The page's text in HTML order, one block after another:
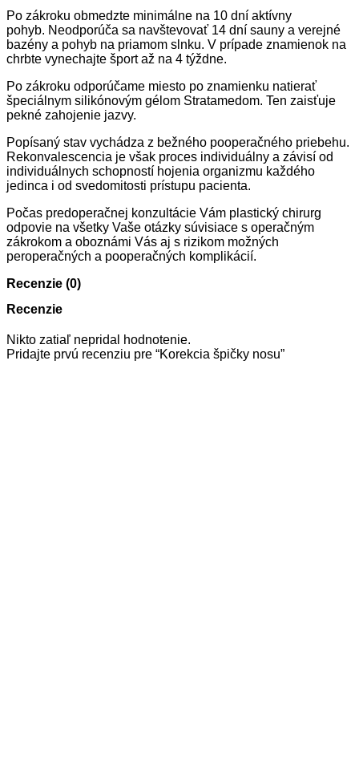
Po zákroku obmedzte minimálne na 10 dní aktívny
pohyb. Neodporúča sa navštevovať 14 dní sauny a verejné
bazény a pohyb na priamom slnku. V prípade znamienok na
chrbte vynechajte šport až na 4 týždne.
Po zákroku odporúčame miesto po znamienku natierať
špeciálnym silikónovým gélom Stratamedom. Ten zaisťuje
pekné zahojenie jazvy.
Popísaný stav vychádza z bežného pooperačného priebehu.
Rekonvalescencia je však proces individuálny a závisí od
individuálnych schopností hojenia organizmu každého
jedinca i od svedomitosti prístupu pacienta.
Počas predoperačnej konzultácie Vám plastický chirurg
odpovie na všetky Vaše otázky súvisiace s operačným
zákrokom a oboznámi Vás aj s rizikom možných
peroperačných a pooperačných komplikácií.
Recenzie (0)
Recenzie
Nikto zatiaľ nepridal hodnotenie.
Pridajte prvú recenziu pre “Korekcia špičky nosu”